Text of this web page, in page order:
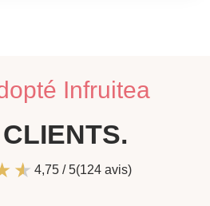
Infruitea
4,75 / 5(124 avis)